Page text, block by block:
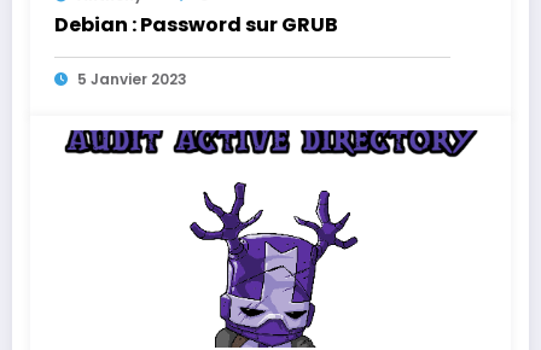
Debian : Password sur GRUB
5 Janvier 2023